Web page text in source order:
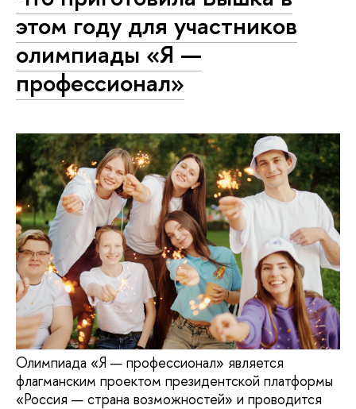
этом году для участников
олимпиады «Я —
профессионал»
Олимпиада «Я — профессионал» является
флагманским проектом президентской платформы
«Россия — страна возможностей» и проводится